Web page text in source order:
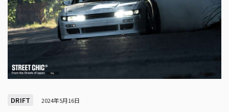
DRIFT 2024年5月16日